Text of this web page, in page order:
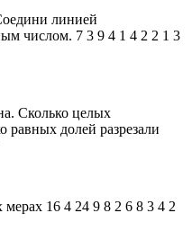
линией
числом. 7 3 9 4 1 4 2 2 1 3
Сколько целых
равных долей разрезали
16 4 24 9 8 2 6 8 3 4 2